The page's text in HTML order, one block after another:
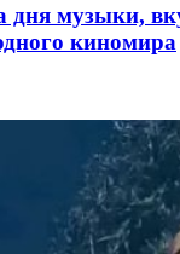
дня музыки,
киномира